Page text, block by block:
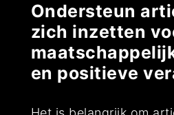
Ondersteun
zich inzetten
en positieve